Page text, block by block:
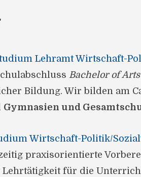
Lehramt Wirtschaft-
Bachelor of Arts
Bildung. Wir bilden am
Gymnasien und
Wirtschaft-Politik/
praxisorientierte
für die